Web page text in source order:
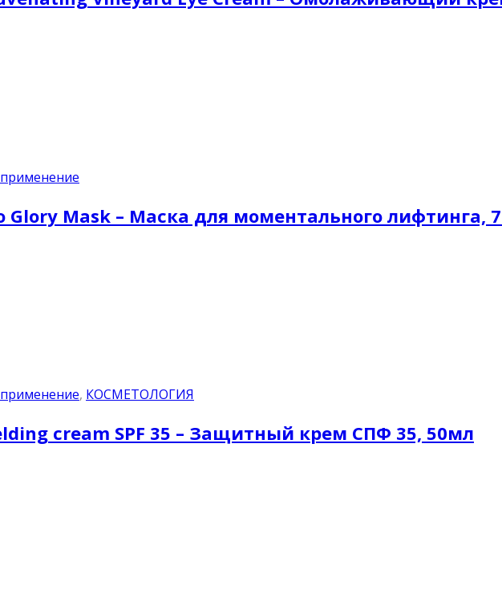
Glory Mask – Маска для моментального лифтинга,
, КОСМЕТОЛОГИЯ
cream SPF 35 – Защитный крем СПФ 35, 50мл